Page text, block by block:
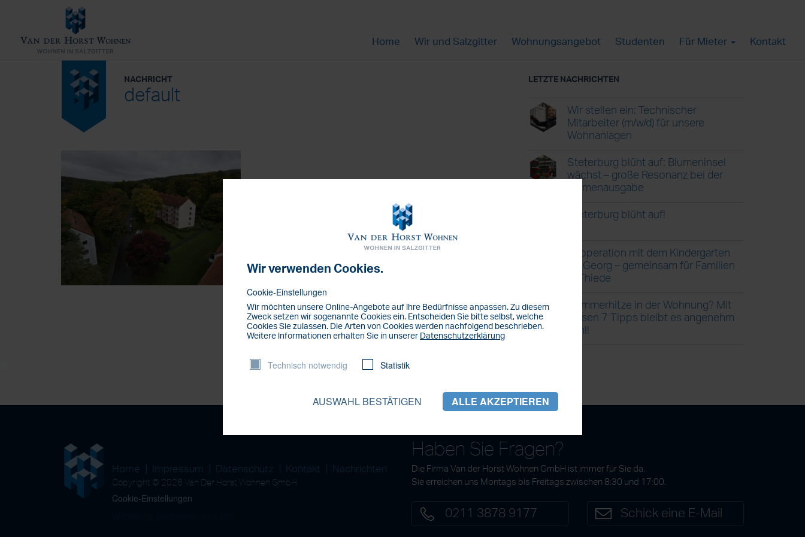
Home Wir und Salzgitter Wohnungsangebot Studenten Für Mieter Kontakt
NACHRICHT
default
LETZTE NACHRICHTEN
Wir stellen ein: Technischer
Mitarbeiter (m/w/d) für unsere
Wohnanlagen
Steterburg blüht auf: Blumeninsel
wächst – große Resonanz bei der
Blumenausgabe
Steterburg blüht auf!
Kooperation mit dem Kindergarten
St. Georg – gemeinsam für Familien
in Thiede
Sommerhitze in der Wohnung? Mit
diesen 7 Tipps bleibt es angenehm
kühl!
Home Impressum Datenschutz Kontakt Nachrichten
Copyright © 2026 Van Der Horst Wohnen GmbH
Cookie-Einstellungen
Haben Sie Fragen?
Die Firma Van der Horst Wohnen GmbH ist immer für Sie da.
Sie erreichen uns Montags bis Freitags zwischen 8:30 und 17:00.
0211 3878 9177 Schick eine E-Mail
Wir verwenden Cookies.
Cookie-Einstellungen
Wir möchten unsere Online-Angebote auf lhre Bedürfnisse anpassen. Zu diesem
Zweck setzen wir sogenannte Cookies ein. Entscheiden Sie bitte selbst, welche
Cookies Sie zulassen. Die Arten von Cookies werden nachfolgend beschrieben.
Weitere lnformationen erhalten Sie in unserer Datenschutzerklärung
Technisch notwendig Statistik
AUSWAHL BESTÄTIGEN ALLE AKZEPTIEREN